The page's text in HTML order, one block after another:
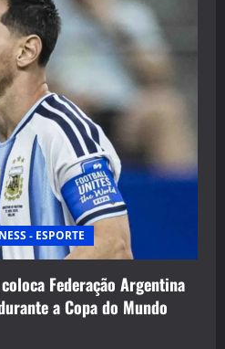
- ESPORTE
Federação Argentina
a Copa do Mundo